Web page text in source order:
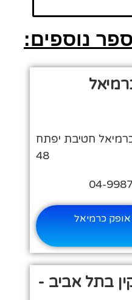
נוספים:
חטיבת יפתח
48
כרמיאל
בתל אביב -